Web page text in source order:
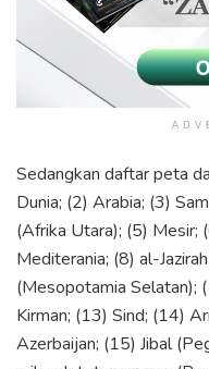
Sedangkan daftar peta
Dunia; (2) Arabia; (3)
(Afrika Utara); (5) Mesir;
Mediterania; (8) al-
(Mesopotamia Selatan);
Kirman; (13) Sind; (14)
Azerbaijan; (15) Jibal